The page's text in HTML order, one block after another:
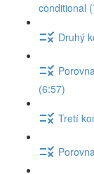
conditional
Druhý
(6:57)
Tretí